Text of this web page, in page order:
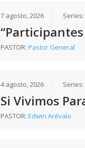
7 agosto, 2026
PASTOR:Pastor General
4 agosto, 2026
Si Vivimos
PASTOR:Edwin Arévalo